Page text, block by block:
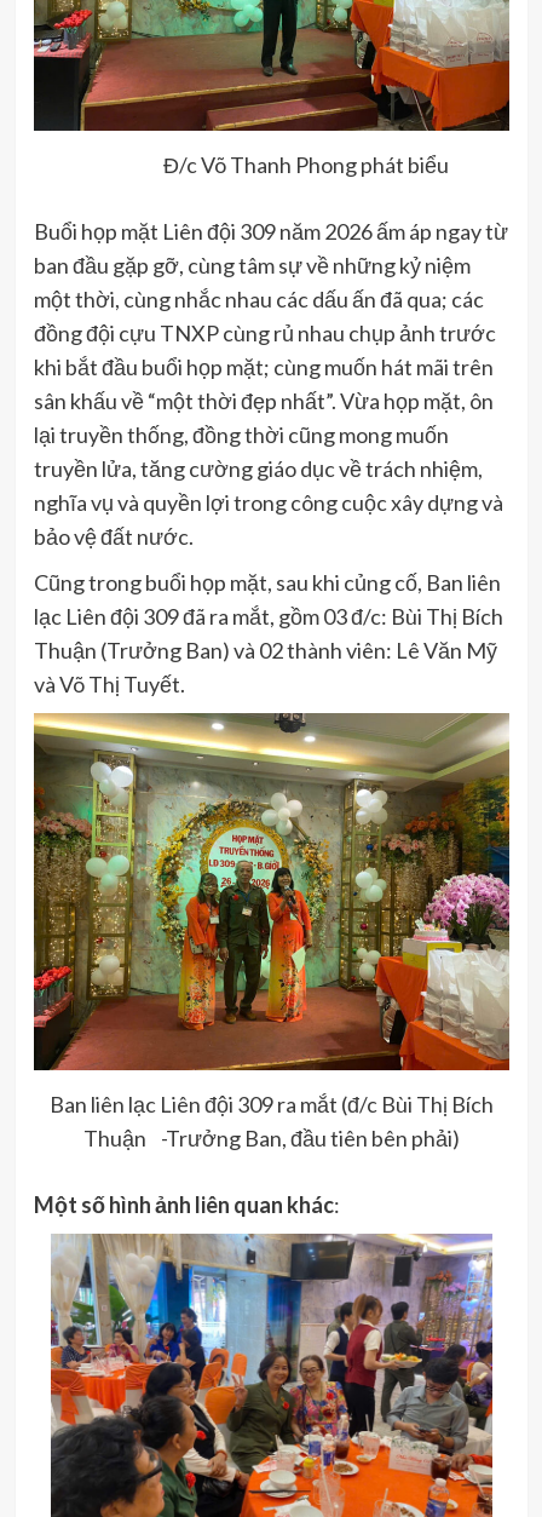
Đ/c Võ Thanh Phong phát biểu
Buổi họp mặt Liên đội 309 năm 2026 ấm áp ngay từ
ban đầu gặp gỡ, cùng tâm sự về những kỷ niệm
một thời, cùng nhắc nhau các dấu ấn đã qua; các
đồng đội cựu TNXP cùng rủ nhau chụp ảnh trước
khi bắt đầu buổi họp mặt; cùng muốn hát mãi trên
sân khấu về “một thời đẹp nhất”. Vừa họp mặt, ôn
lại truyền thống, đồng thời cũng mong muốn
truyền lửa, tăng cường giáo dục về trách nhiệm,
nghĩa vụ và quyền lợi trong công cuộc xây dựng và
bảo vệ đất nước.
Cũng trong buổi họp mặt, sau khi củng cố, Ban liên
lạc Liên đội 309 đã ra mắt, gồm 03 đ/c: Bùi Thị Bích
Thuận (Trưởng Ban) và 02 thành viên: Lê Văn Mỹ
và Võ Thị Tuyết.
Ban liên lạc Liên đội 309 ra mắt (đ/c Bùi Thị Bích
Thuận -Trưởng Ban, đầu tiên bên phải)
Một số hình ảnh liên quan khác: